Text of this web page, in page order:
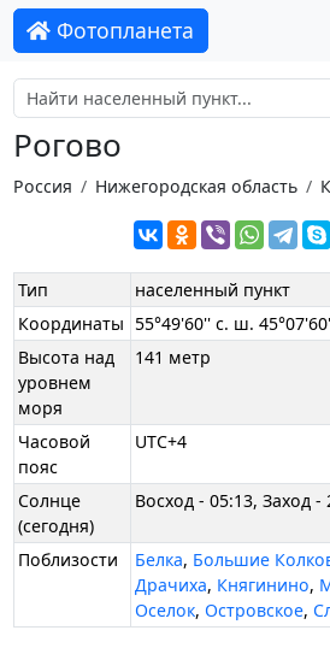
Фотопланета
Рогово
Россия Нижегородская область
Тип
населенный пункт
Координаты 55°49'60'' с. ш.
Высота над
уровнем
моря
141 метр
Часовой
пояс
UTC+4
Солнце
(сегодня)
Восход - 05:13, Заход -
Поблизости Белка, Большие
Драчиха, Княгинино,
Оселок,Островское,